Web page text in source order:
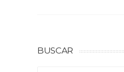
BUSCAR